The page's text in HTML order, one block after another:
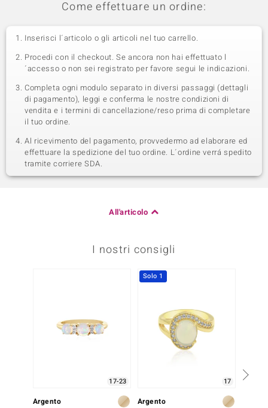
Come effettuare un ordine:
Inserisci l´articolo o gli articoli nel tuo carrello.
Procedi con il checkout. Se ancora non hai effettuato l
´accesso o non sei registrato per favore segui le indicazioni.
Completa ogni modulo separato in diversi passaggi (dettagli
di pagamento), leggi e conferma le nostre condizioni di
vendita e i termini di cancellazione/reso prima di completare
il tuo ordine.
Al ricevimento del pagamento, provvedermo ad elaborare ed
effettuare la spedizione del tuo ordine. L´ordine verrá spedito
tramite corriere SDA.
All'articolo
I nostri consigli
17-23
Argento
Solo 1
17
Argento